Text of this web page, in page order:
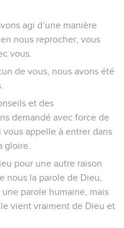
agi d’une manière
nous reprocher, vous
vous.
de vous, nous avons été
et des
demandé avec force de
appelle à entrer dans
gloire.
pour une autre raison
nous la parole de Dieu,
parole humaine, mais
vient vraiment de Dieu et